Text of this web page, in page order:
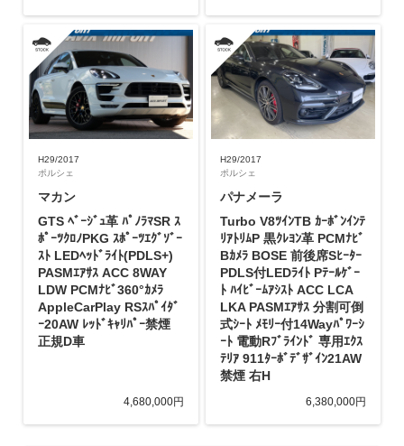
H29/2017
ポルシェ
マカン
GTS ﾍﾞｰｼﾞｭ革 ﾊﾟﾉﾗﾏSR ｽ
ﾎﾟｰﾂｸﾛﾉPKG ｽﾎﾟｰﾂｴｸﾞｿﾞｰ
ｽﾄ LEDﾍｯﾄﾞﾗｲﾄ(PDLS+)
PASMｴｱｻｽ ACC 8WAY
LDW PCMﾅﾋﾞ360°ｶﾒﾗ
AppleCarPlay RSｽﾊﾟｲﾀﾞ
ｰ20AW ﾚｯﾄﾞｷｬﾘﾊﾟｰ禁煙
正規D車
4,680,000円
H29/2017
ポルシェ
パナメーラ
Turbo V8ﾂｲﾝTB ｶｰﾎﾞﾝｲﾝﾃ
ﾘｱﾄﾘﾑP 黒ｸﾚﾖﾝ革 PCMﾅﾋﾞ
Bｶﾒﾗ BOSE 前後席Sﾋｰﾀｰ
PDLS付LEDﾗｲﾄ Pﾃｰﾙｹﾞｰ
ﾄ ﾊｲﾋﾞｰﾑｱｼｽﾄ ACC LCA
LKA PASMｴｱｻｽ 分割可倒
式ｼｰﾄ ﾒﾓﾘｰ付14Wayﾊﾟﾜｰｼ
ｰﾄ 電動Rﾌﾞﾗｲﾝﾄﾞ 専用ｴｸｽ
ﾃﾘｱ 911ﾀｰﾎﾞﾃﾞｻﾞｲﾝ21AW
禁煙 右H
6,380,000円